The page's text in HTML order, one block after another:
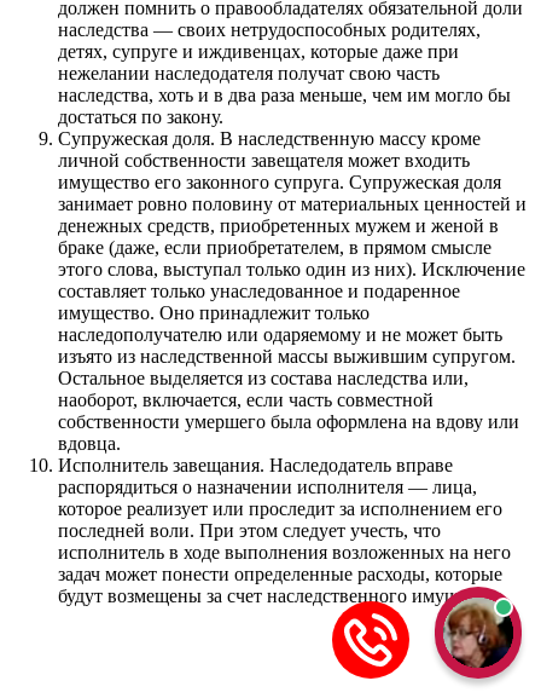
должен помнить о правообладателях обязательной доли
наследства — своих нетрудоспособных родителях,
детях, супруге и иждивенцах, которые даже при
нежелании наследодателя получат свою часть
наследства, хоть и в два раза меньше, чем им могло бы
достаться по закону.
Супружеская доля. В наследственную массу кроме
личной собственности завещателя может входить
имущество его законного супруга. Супружеская доля
занимает ровно половину от материальных ценностей и
денежных средств, приобретенных мужем и женой в
браке (даже, если приобретателем, в прямом смысле
этого слова, выступал только один из них). Исключение
составляет только унаследованное и подаренное
имущество. Оно принадлежит только
наследополучателю или одаряемому и не может быть
изъято из наследственной массы выжившим супругом.
Остальное выделяется из состава наследства или,
наоборот, включается, если часть совместной
собственности умершего была оформлена на вдову или
вдовца.
Исполнитель завещания. Наследодатель вправе
распорядиться о назначении исполнителя — лица,
которое реализует или проследит за исполнением его
последней воли. При этом следует учесть, что
исполнитель в ходе выполнения возложенных на него
задач может понести определенные расходы, которые
будут возмещены за счет наследственного имущества.